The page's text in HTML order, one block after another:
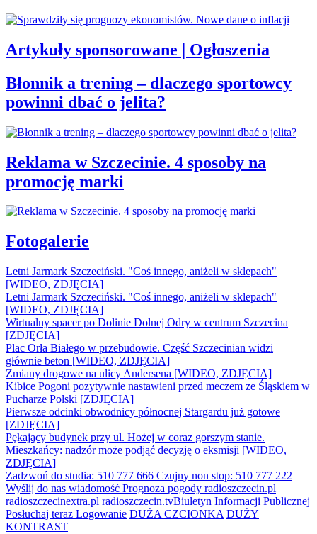
Artykuły sponsorowane | Ogłoszenia
Błonnik a trening – dlaczego sportowcy
powinni dbać o jelita?
Reklama w Szczecinie. 4 sposoby na
promocję marki
Fotogalerie
Letni Jarmark Szczeciński. "Coś innego, aniżeli w sklepach"
[WIDEO, ZDJĘCIA]
Letni Jarmark Szczeciński. "Coś innego, aniżeli w sklepach"
[WIDEO, ZDJĘCIA]
Wirtualny spacer po Dolinie Dolnej Odry w centrum Szczecina
[ZDJĘCIA]
Plac Orła Białego w przebudowie. Część Szczecinian widzi
głównie beton [WIDEO, ZDJĘCIA]
Zmiany drogowe na ulicy Andersena [WIDEO, ZDJĘCIA]
Kibice Pogoni pozytywnie nastawieni przed meczem ze Śląskiem w
Pucharze Polski [ZDJĘCIA]
Pierwsze odcinki obwodnicy północnej Stargardu już gotowe
[ZDJĘCIA]
Pękający budynek przy ul. Hożej w coraz gorszym stanie.
Mieszkańcy: nadzór może podjąć decyzję o eksmisji [WIDEO,
ZDJĘCIA]
Zadzwoń do studia: 510 777 666 Czujny non stop: 510 777 222
Wyślij do nas wiadomość Prognoza pogody radioszczecin.pl
radioszczecinextra.pl radioszczecin.tvBiuletyn Informacji Publicznej
Posłuchaj teraz Logowanie DUŻA CZCIONKA DUŻY
KONTRAST